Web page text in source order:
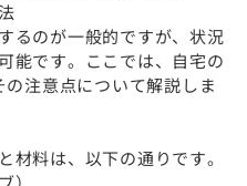
るのが一般的ですが、状況
能です。ここでは、自宅の
注意点について解説しま
材料は、以下の通りです。